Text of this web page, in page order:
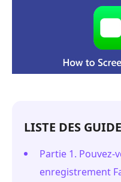
LISTE DES
Partie 1.
enregistrement